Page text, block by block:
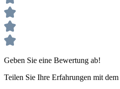
Geben Sie eine Bewertung ab!
Teilen Sie Ihre Erfahrungen mit